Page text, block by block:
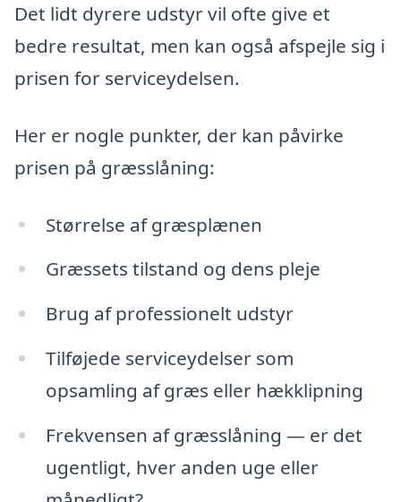
Det lidt dyrere udstyr vil ofte give et
bedre resultat, men kan også afspejle sig i
prisen for serviceydelsen.
Her er nogle punkter, der kan påvirke
prisen på græsslåning:
Størrelse af græsplænen
Græssets tilstand og dens pleje
Brug af professionelt udstyr
Tilføjede serviceydelser som
opsamling af græs eller hækklipning
Frekvensen af græsslåning — er det
ugentligt, hver anden uge eller